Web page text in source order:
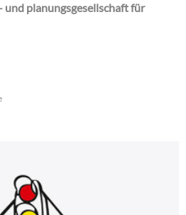
planungsgesellschaft für